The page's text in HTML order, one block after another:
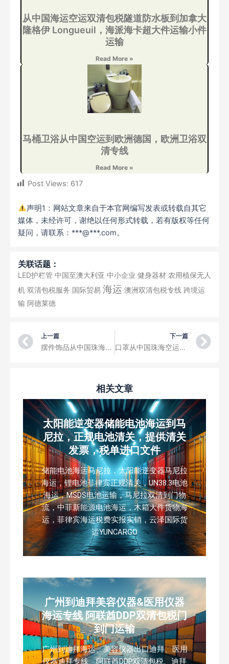
从中国海运空运双清包税隧道防水板到加拿大
隆格伊 Longueuil，海派海卡超大件运输小件
运输
Read More »
马桶卫浴从中国空运到欧洲德国，欧洲卫浴双
清专线
Read More »
Post Views: 617
声明1：网站文章来自于本官网编写发表或转载自其它
媒体，未经许可，谢绝以任何形式转载，若有版权等任何
疑问，请联系：***@***.com。
关联话题：
LED护栏管 中国至澳大利亚 中小企业 健身器材 农用植保无人
机 双清包税服务 国际贸易 海运 澳洲双清包税专线 跨境运
输 阿德莱德
Prev
上一篇
摆件饰品从中国珠海空运到北九州机场三字代码KKJ
下一篇
口罩从中国珠海空运到富山机场三字代码TOY
相关文章
太阳能逆变器储能电池海运到马
尼拉，正规电池清关，提供清关
发票，税单进口文件
储能电池海运马尼拉，太阳能逆变器马尼拉
海运，锂电池菲律宾正规清关，UN38.3电池
海运，MSDS电池运输，马尼拉双清到门物
流，中菲新能源电池海运，木箱大件货物海
运，菲律宾海运税费实报实销，云泽国际货
运YUNCARGO
广州到迪拜美容仪器&医用仪器
海运专线 阿联酋DDP双清包税门
到门运输
广州到迪拜海运、美容仪器出口迪拜、医用
仪器迪拜专线、阿联酋DDP双清包税、迪拜